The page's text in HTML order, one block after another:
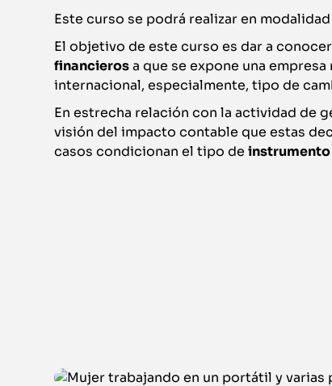
Este curso se podrá realizar en
El objetivo de este curso es dar a
financierosa que se expone una
internacional, especialmente, tipo de
En estrecha relación con la actividad de
visión del impacto contable que estas
casos condicionan el tipo de